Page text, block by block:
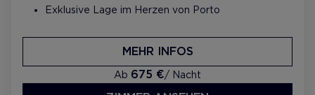
Exklusive Lage im Herzen von Porto
Ab 675 €/ Nacht
MEHR INFOS